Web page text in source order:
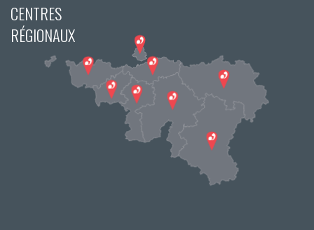
CENTRES
RÉGIONAUX